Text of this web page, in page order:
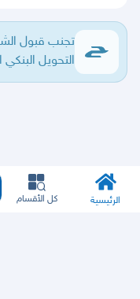
تجنب قبول
التحويل
الرئيسية كل الأقسام